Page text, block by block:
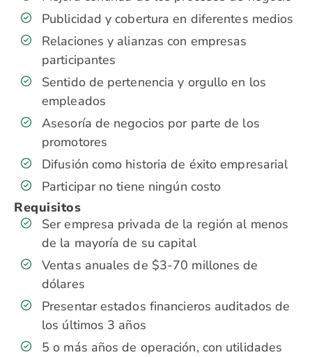
Publicidad y cobertura en diferentes medios
Relaciones y alianzas con empresas
participantes
Sentido de pertenencia y orgullo en los
empleados
Asesoría de negocios por parte de los
promotores
Difusión como historia de éxito empresarial
Participar no tiene ningún costo
Requisitos
Ser empresa privada de la región al menos
de la mayoría de su capital
Ventas anuales de $3-70 millones de
dólares
Presentar estados financieros auditados de
los últimos 3 años
5 o más años de operación, con utilidades